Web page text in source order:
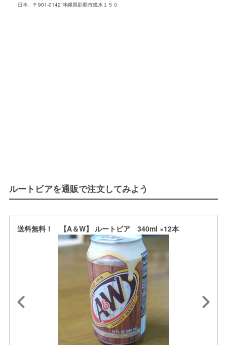
日本、〒901-0142 沖縄県那覇市鏡水１５０
ルートビアを通販で注文してみよう
送料無料！ 【A＆W】 ルートビア 340ml ×12本